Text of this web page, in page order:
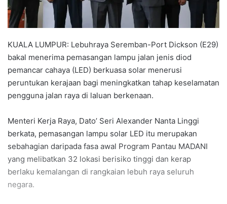
KUALA LUMPUR: Lebuhraya Seremban-Port Dickson (E29)
bakal menerima pemasangan lampu jalan jenis diod
pemancar cahaya (LED) berkuasa solar menerusi
peruntukan kerajaan bagi meningkatkan tahap keselamatan
pengguna jalan raya di laluan berkenaan.
Menteri Kerja Raya, Dato’ Seri Alexander Nanta Linggi
berkata, pemasangan lampu solar LED itu merupakan
sebahagian daripada fasa awal Program Pantau MADANI
yang melibatkan 32 lokasi berisiko tinggi dan kerap
berlaku kemalangan di rangkaian lebuh raya seluruh
negara.